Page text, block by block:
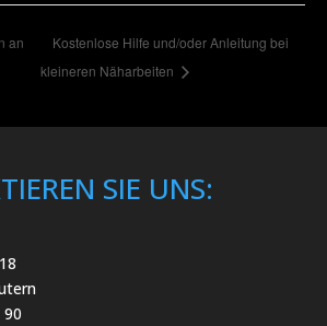
an
Kostenlose Hilfe und/oder Anleitung bei
kleineren Näharbeiten
SIE UNS: